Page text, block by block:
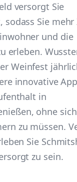
versorgt Sie
Sie mehr
und die
erleben.
Weinfest
innovative App
in
ohne
zu müssen.
Sie
zu sein.